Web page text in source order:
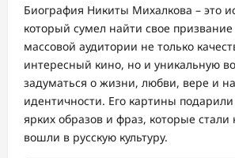
Биография Никиты Михалкова – это
который сумел найти свое
массовой аудитории не только
интересный кино, но и уникальную
задуматься о жизни, любви, вере и
идентичности. Его картины
ярких образов и фраз, которые
вошли в русскую культуру.